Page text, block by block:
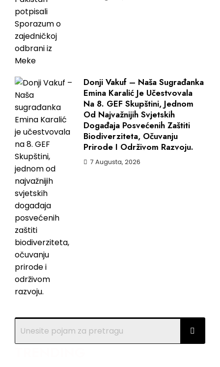
Donji Vakuf – Naša Sugrađanka
Emina Karalić Je Učestvovala
Na 8. GEF Skupštini, Jednom
Od Najvažnijih Svjetskih
Događaja Posvećenih Zaštiti
Biodiverziteta, Očuvanju
Prirode I Održivom Razvoju.
7 Augusta, 2026